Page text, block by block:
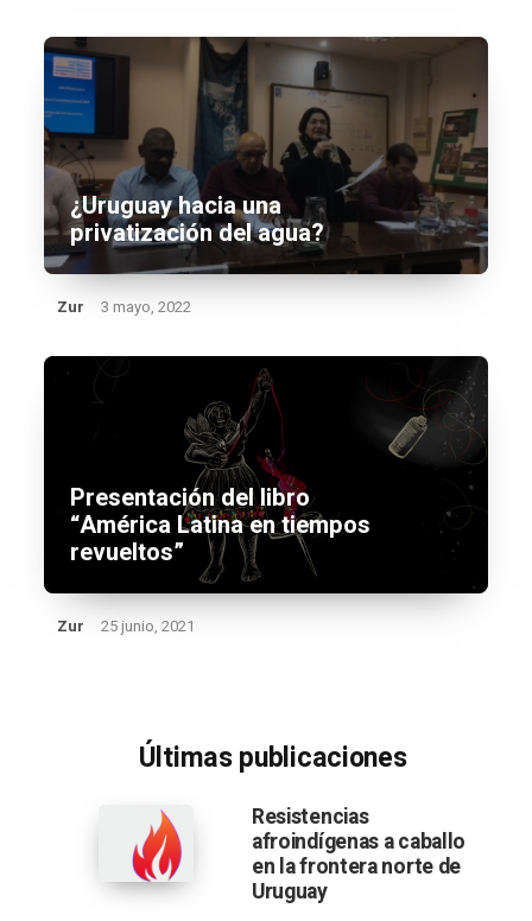
¿Uruguay hacia una
privatización del agua?
Zur 3 mayo, 2022
Presentación del libro
“América Latina en tiempos
revueltos”
Zur 25 junio, 2021
Últimas publicaciones
Resistencias
afroindígenas a caballo
en la frontera norte de
Uruguay